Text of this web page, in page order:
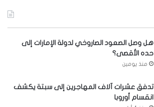
هل وصل الصعود الصاروخي لدولة الإمارات إلى
حده الأقصى؟
منذ يومين
تدفق عشرات آلاف المهاجرين إلى سبتة يكشف
انقسام أوروبا